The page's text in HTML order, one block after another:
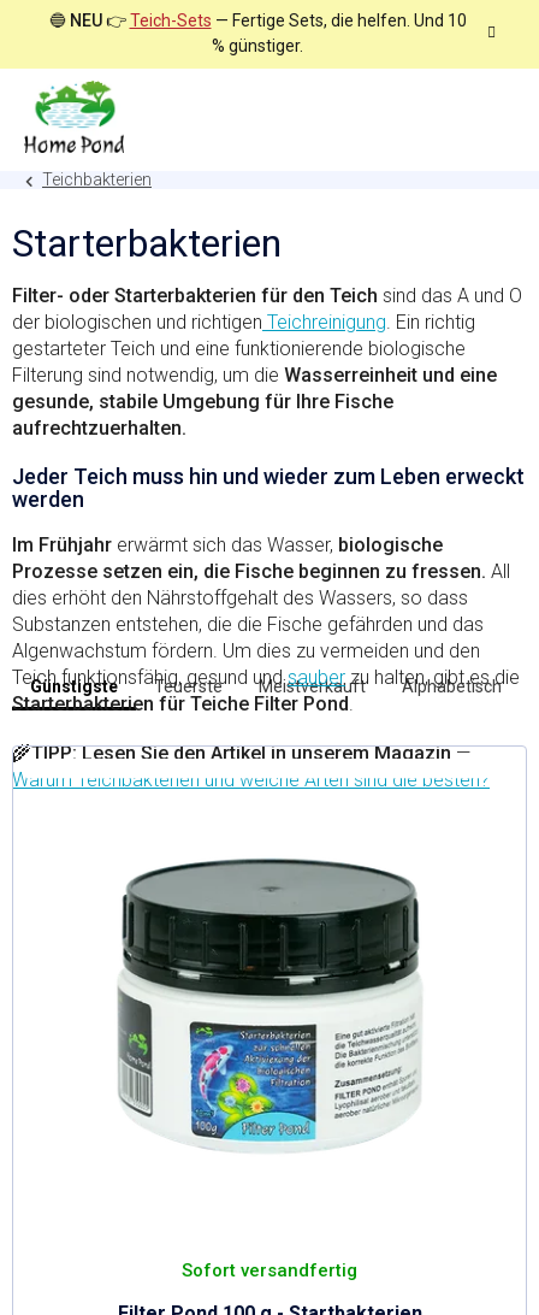
🔵 NEU👉Teich-Sets — Fertige Sets, die helfen. Und 10
% günstiger.
Teichbakterien
Starterbakterien
Filter- oder Starterbakterien für den Teich sind das A und O
der biologischen und richtigen Teichreinigung . Ein richtig
gestarteter Teich und eine funktionierende biologische
Filterung sind notwendig, um die Wasserreinheit und eine
gesunde, stabile Umgebung für Ihre Fische
aufrechtzuerhalten.
Jeder Teich muss hin und wieder zum Leben erweckt
werden
Im Frühjahr erwärmt sich das Wasser, biologische
Prozesse setzen ein, die Fische beginnen zu fressen. All
dies erhöht den Nährstoffgehalt des Wassers, so dass
Substanzen entstehen, die die Fische gefährden und das
Algenwachstum fördern. Um dies zu vermeiden und den
Teich funktionsfähig, gesund undsauber zu halten, gibt es die
Starterbakterien für Teiche Filter Pond
🌾TIPP:Lesen Sie den Artikel in unserem Magazin —
Warum Teichbakterien und welche Arten sind die besten?
P
o
d
u
Günstigste Teuerste Meistverkauft Alphabetisch
L
i
t
e
Sofort versandfertig